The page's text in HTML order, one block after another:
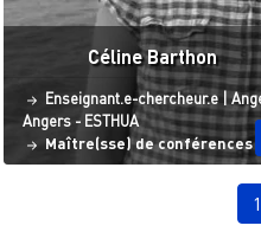
Céline Barthon
Statut
Enseignant.e-chercheur.e |Site
Angers - ESTHUA
Maître(sse) de conférences
1